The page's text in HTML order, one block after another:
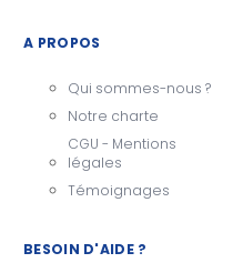
A PROPOS
Qui sommes-nous ?
Notre charte
CGU - Mentions
légales
Témoignages
BESOIN D'AIDE ?